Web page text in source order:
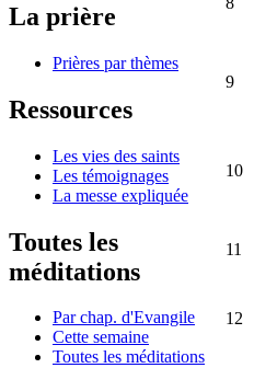
La prière
Prières par thèmes
Ressources
Les vies des saints
Les témoignages
La messe expliquée
Toutes les
méditations
Par chap. d'Evangile
Cette semaine
Toutes les méditations
9
10
11
12